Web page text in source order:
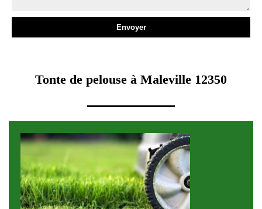
Tonte de pelouse à Maleville 12350